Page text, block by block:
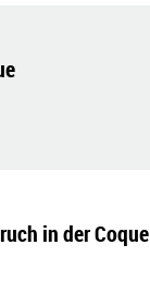
in der Coque